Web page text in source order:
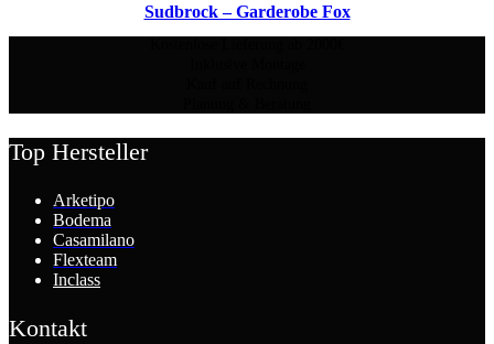
Sudbrock – Garderobe Fox
Top Hersteller
Arketipo
Bodema
Casamilano
Flexteam
Inclass
Kontakt